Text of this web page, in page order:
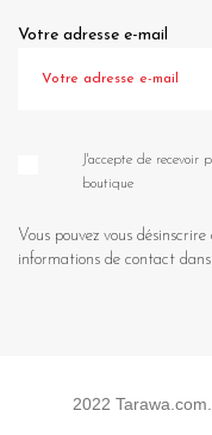
Votre adresse e-mail
J'accepte de recevoir
boutique
Vous pouvez vous
informations de contact
2022